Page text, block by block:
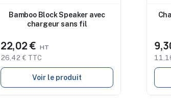
Bamboo Block Speaker avec
chargeur sans fil
22,02 €
26,42 € TTC
Voir le produit